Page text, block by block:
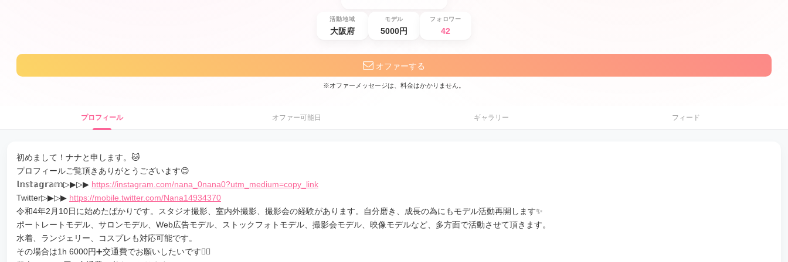
活動地域
大阪府
モデル
5000円
フォロワー
42
オファーする
※オファーメッセージは、料金はかかりません。
プロフィール オファー可能日 ギャラリー フィード
初めまして！ナナと申します。🐱
プロフィールご覧頂きありがとうございます😊
𝕝𝕟𝕤𝕥𝕒𝕘𝕣𝕒𝕞▷▶︎▷▶︎ https://instagram.com/nana_0nana0?utm_medium=copy_link
Twitter▷▶︎▷▶︎ https://mobile.twitter.com/Nana14934370
令和4年2月10日に始めたばかりです。スタジオ撮影、室内外撮影、撮影会の経験があります。自分磨き、成長の為にもモデル活動再開します✨
ポートレートモデル、サロンモデル、Web広告モデル、ストックフォトモデル、撮影会モデル、映像モデルなど、多方面で活動させて頂きます。
水着、ランジェリー、コスプレも対応可能です。
その場合は1h 6000円➕交通費でお願いしたいです🙇‍♂️